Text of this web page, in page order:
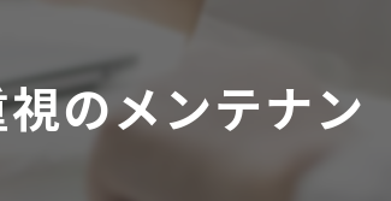
のメンテナン